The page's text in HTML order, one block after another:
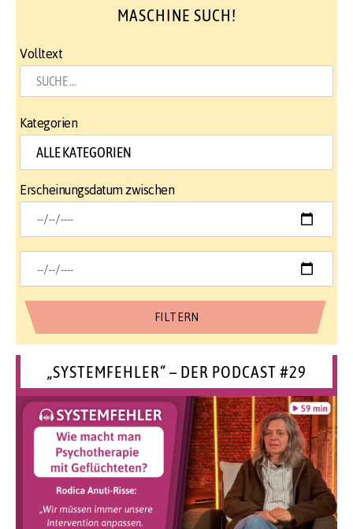
MASCHINE SUCH!
Volltext
Kategorien
Erscheinungsdatum zwischen
„SYSTEMFEHLER“ – DER PODCAST #29